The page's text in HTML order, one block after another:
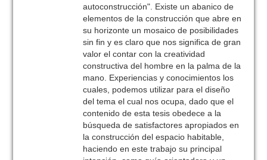
autoconstrucción". Existe un abanico de
elementos de la construcción que abre en
su horizonte un mosaico de posibilidades
sin fin y es claro que nos significa de gran
valor el contar con la creatividad
constructiva del hombre en la palma de la
mano. Experiencias y conocimientos los
cuales, podemos utilizar para el diseño
del tema el cual nos ocupa, dado que el
contenido de esta tesis obedece a la
búsqueda de satisfactores apropiados en
la construcción del espacio habitable,
haciendo en este trabajo su principal